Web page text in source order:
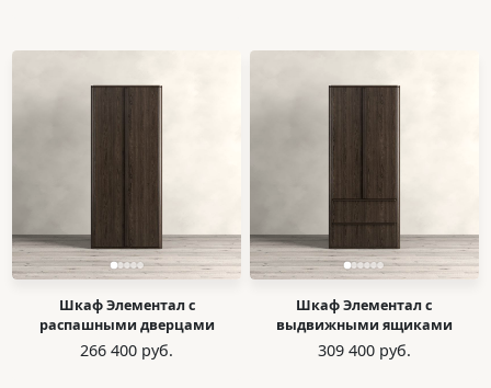
Шкаф Элементал с
распашными дверцами
266 400 руб.
Шкаф Элементал с
выдвижными ящиками
309 400 руб.